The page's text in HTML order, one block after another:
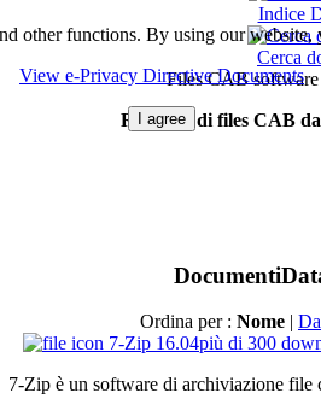
other functions. By using our
View e-Privacy Directive Documents
I agree
Indice
Cerca
Files CAB software
Raccolta difiles CAB da
Documenti
Ordina per : Nome |
7-Zip 16.04più di 300
7-Zip èun software di archiviazionefile